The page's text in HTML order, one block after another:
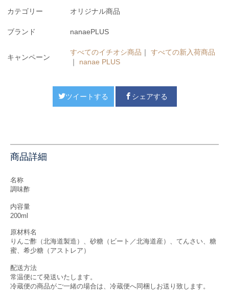
カテゴリー オリジナル商品
ブランド nanaePLUS
キャンペーン
すべてのイチオシ商品 ｜ すべての新入荷商品
｜ nanae PLUS
ツイートする シェアする
商品詳細
名称
調味酢
内容量
200ml
原材料名
りんご酢（北海道製造）、砂糖（ビート／北海道産）、てんさい、糖
蜜、希少糖（アストレア）
配送方法
常温便にて発送いたします。
冷蔵便の商品がご一緒の場合は、冷蔵便へ同梱しお送り致します。